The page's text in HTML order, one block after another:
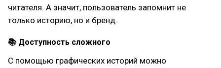
читателя. А значит, пользователь запомнит не
только историю, но и бренд.
📚 Доступность сложного
С помощью графических историй можно